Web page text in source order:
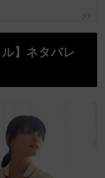
ル】ネタバレ